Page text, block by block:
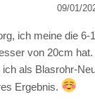
09/01/
ich meine die 6-
von 20cm hat.
als Blasrohr-
Ergebnis.